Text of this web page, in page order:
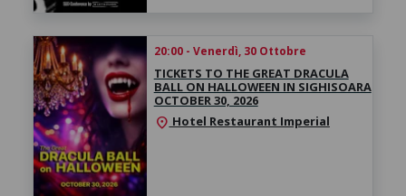
20:00 - Venerdì, 30 Ottobre
TICKETS TO THE GREAT DRACULA
BALL ON HALLOWEEN IN SIGHISOARA
OCTOBER 30, 2026
location_on Hotel Restaurant Imperial